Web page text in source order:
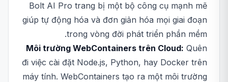
Bolt AI Pro trang bị một bộ công cụ mạnh mẽ
giúp tự động hóa và đơn giản hóa mọi giai đoạn
trong vòng đời phát triển phần mềm.
Môi trường WebContainers trên Cloud: Quên
đi việc cài đặt Node.js, Python, hay Docker trên
máy tính. WebContainers tạo ra một môi trường